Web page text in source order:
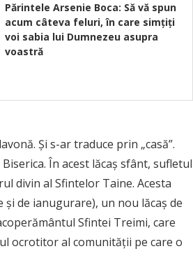
Părintele Arsenie Boca: Să vă spun
acum câteva feluri, în care simţiţi
voi sabia lui Dumnezeu asupra
voastră
Și s-ar traduce prin „casă”.
În acest lăcaş sfânt, sufletul
divin al Sfintelor Taine. Acesta
de ianugurare), un nou lăcaș de
Sfintei Treimi, care
ocrotitor al comunităţii pe care o